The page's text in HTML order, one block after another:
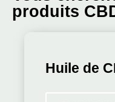
produits
Huile de